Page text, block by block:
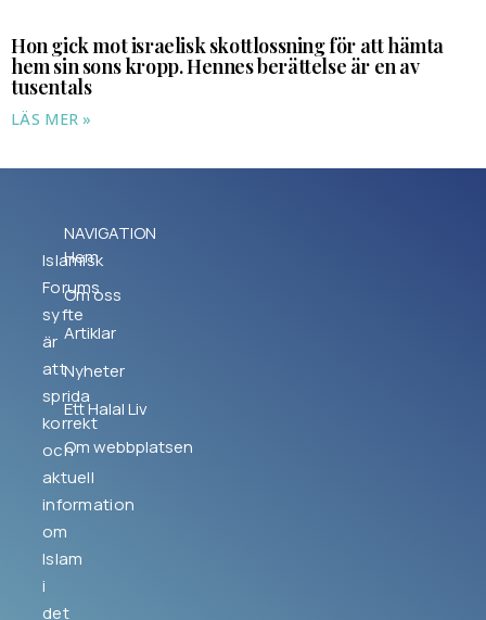
Hon gick mot israelisk skottlossning för att hämta
hem sin sons kropp. Hennes berättelse är en av
tusentals
LÄS MER »
Islamisk
Forums
syfte
är
att
sprida
korrekt
och
aktuell
information
om
Islam
i
det
NAVIGATION
Hem
Om oss
Artiklar
Nyheter
Ett Halal Liv
Om webbplatsen